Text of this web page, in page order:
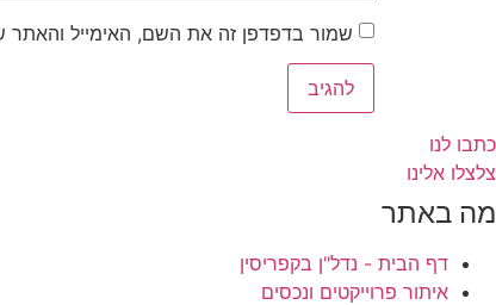
שמור בדפדפן זה את השם, האימייל
כתבו לנו
צלצלו אלינו
מה באתר
דף הבית - נדל"ן בקפריסין
איתור פרוייקטים ונכסים